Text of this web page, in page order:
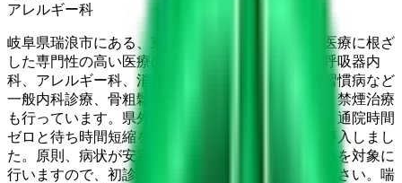
アレルギー科
岐阜県瑞浪市にある、東濃中央クリニックは地域医療に根ざ
した専門性の高い医療の提供を目指しています。呼吸器内
科、アレルギー科、消化器内科を専門とし、生活習慣病など
一般内科診療、骨粗鬆症、動脈硬化治療とともに、禁煙治療
も行っています。県外からの患者様も多く、今回、通院時間
ゼロと待ち時間短縮を目指し、オンライン診療を導入しまし
た。原則、病状が安定しておられる、再診の方のみを対象に
行いますので、初診の方は電話にて問い合わせください。喘